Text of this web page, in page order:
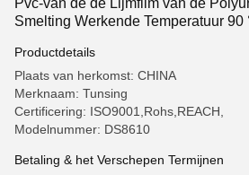
Pvc-van de de Lijmfilm van de
Smelting Werkende Temperatuur 90
Productdetails
Plaats van herkomst: CHINA
Merknaam: Tunsing
Certificering: ISO9001,Rohs,REACH,
Modelnummer: DS8610
Betaling & het Verschepen Termijnen